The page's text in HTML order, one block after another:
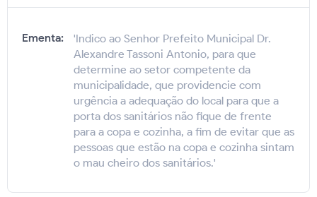
Ementa:
'Indico ao Senhor Prefeito Municipal Dr.
Alexandre Tassoni Antonio, para que
determine ao setor competente da
municipalidade, que providencie com
urgência a adequação do local para que a
porta dos sanitários não fique de frente
para a copa e cozinha, a fim de evitar que as
pessoas que estão na copa e cozinha sintam
o mau cheiro dos sanitários.'